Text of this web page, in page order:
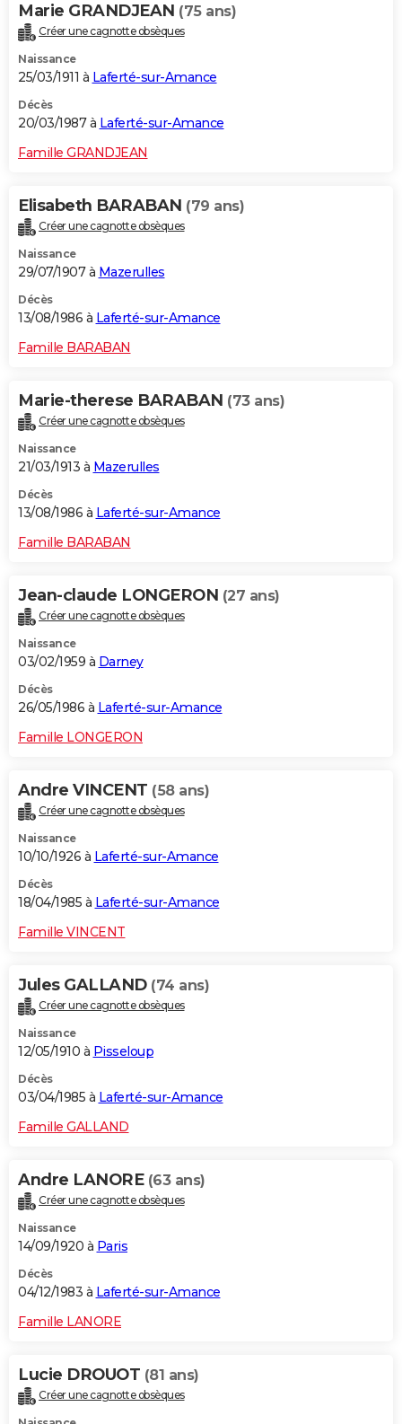
Marie GRANDJEAN (75 ans)
Créer une cagnotte obsèques
Naissance
25/03/1911 à Laferté-sur-Amance
Décès
20/03/1987 à Laferté-sur-Amance
Famille GRANDJEAN
Elisabeth BARABAN (79 ans)
Créer une cagnotte obsèques
Naissance
29/07/1907 à Mazerulles
Décès
13/08/1986 à Laferté-sur-Amance
Famille BARABAN
Marie-therese BARABAN (73 ans)
Créer une cagnotte obsèques
Naissance
21/03/1913 à Mazerulles
Décès
13/08/1986 à Laferté-sur-Amance
Famille BARABAN
Jean-claude LONGERON (27 ans)
Créer une cagnotte obsèques
Naissance
03/02/1959 à Darney
Décès
26/05/1986 à Laferté-sur-Amance
Famille LONGERON
Andre VINCENT (58 ans)
Créer une cagnotte obsèques
Naissance
10/10/1926 à Laferté-sur-Amance
Décès
18/04/1985 à Laferté-sur-Amance
Famille VINCENT
Jules GALLAND (74 ans)
Créer une cagnotte obsèques
Naissance
12/05/1910 à Pisseloup
Décès
03/04/1985 à Laferté-sur-Amance
Famille GALLAND
Andre LANORE (63 ans)
Créer une cagnotte obsèques
Naissance
14/09/1920 à Paris
Décès
04/12/1983 à Laferté-sur-Amance
Famille LANORE
Lucie DROUOT (81 ans)
Créer une cagnotte obsèques